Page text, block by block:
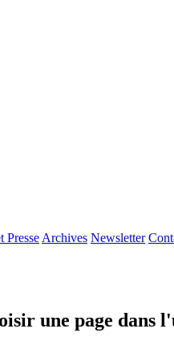
Presse Archives Newsletter
une page dans